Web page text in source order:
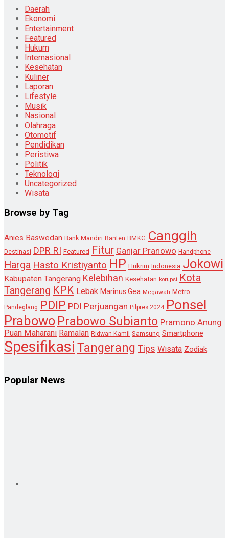
Daerah
Ekonomi
Entertainment
Featured
Hukum
Internasional
Kesehatan
Kuliner
Laporan
Lifestyle
Musik
Nasional
Olahraga
Otomotif
Pendidikan
Peristiwa
Politik
Teknologi
Uncategorized
Wisata
Browse by Tag
Anies Baswedan Bank Mandiri Banten BMKG Canggih
Destinasi DPR RI Featured Fitur Ganjar Pranowo Handphone
Harga Hasto Kristiyanto HP Hukrim Indonesia Jokowi
Kabupaten Tangerang Kelebihan Kesehatan korupsi Kota
Tangerang KPK Lebak Marinus Gea Megawati Metro
Pandeglang PDIP PDI Perjuangan Pilpres 2024 Ponsel
Prabowo Prabowo Subianto Pramono Anung
Puan Maharani Ramalan Ridwan Kamil Samsung Smartphone
Spesifikasi Tangerang Tips Wisata Zodiak
Popular News